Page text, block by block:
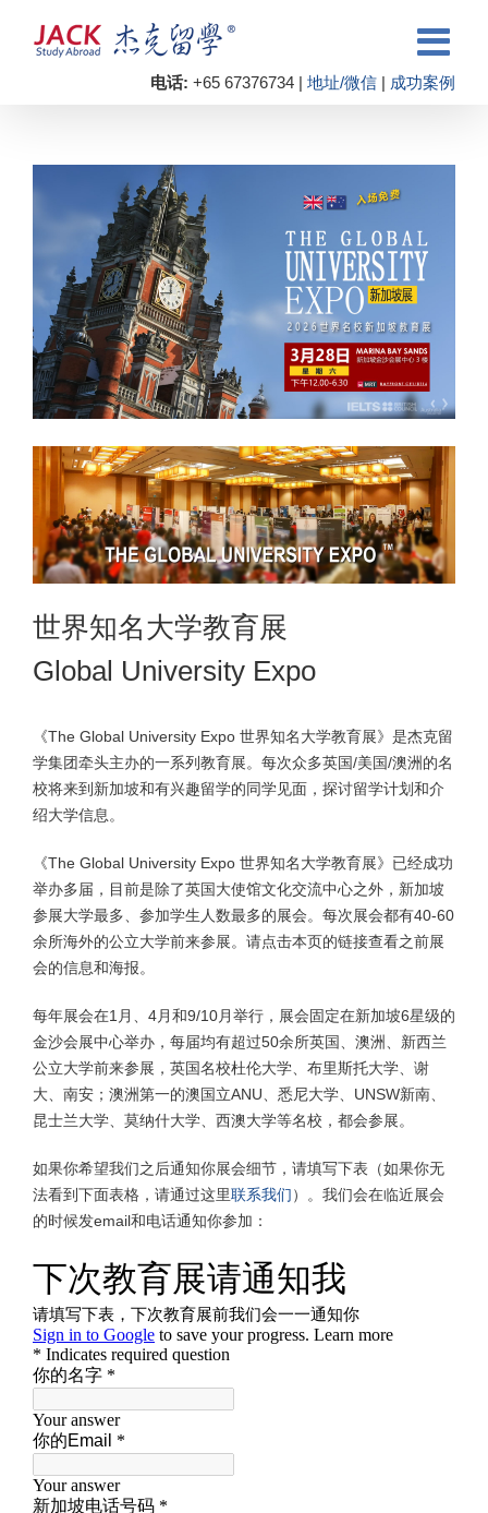
电话: +65 67376734 | 地址/微信 | 成功案例
世界知名大学教育展
Global University Expo
《The Global University Expo 世界知名大学教育展》是杰克留
学集团牵头主办的一系列教育展。每次众多英国/美国/澳洲的名
校将来到新加坡和有兴趣留学的同学见面，探讨留学计划和介
绍大学信息。
《The Global University Expo 世界知名大学教育展》已经成功
举办多届，目前是除了英国大使馆文化交流中心之外，新加坡
参展大学最多、参加学生人数最多的展会。每次展会都有40-60
余所海外的公立大学前来参展。请点击本页的链接查看之前展
会的信息和海报。
每年展会在1月、4月和9/10月举行，展会固定在新加坡6星级的
金沙会展中心举办，每届均有超过50余所英国、澳洲、新西兰
公立大学前来参展，英国名校杜伦大学、布里斯托大学、谢
大、南安；澳洲第一的澳国立ANU、悉尼大学、UNSW新南、
昆士兰大学、莫纳什大学、西澳大学等名校，都会参展。
如果你希望我们之后通知你展会细节，请填写下表（如果你无
法看到下面表格，请通过这里联系我们）。我们会在临近展会
的时候发email和电话通知你参加：